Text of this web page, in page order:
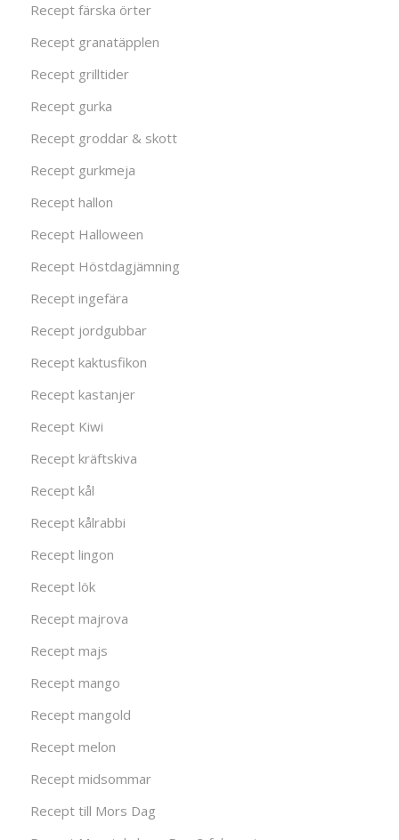
Recept färska örter
Recept granatäpplen
Recept grilltider
Recept gurka
Recept groddar & skott
Recept gurkmeja
Recept hallon
Recept Halloween
Recept Höstdagjämning
Recept ingefära
Recept jordgubbar
Recept kaktusfikon
Recept kastanjer
Recept Kiwi
Recept kräftskiva
Recept kål
Recept kålrabbi
Recept lingon
Recept lök
Recept majrova
Recept majs
Recept mango
Recept mangold
Recept melon
Recept midsommar
Recept till Mors Dag